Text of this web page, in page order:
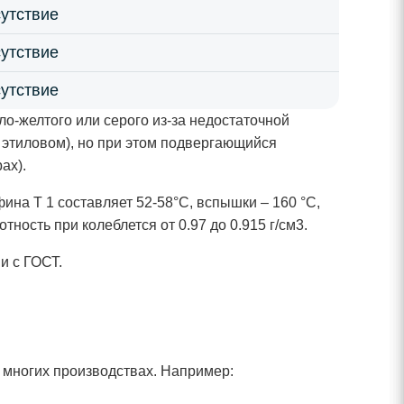
желтого или серого из-за недостаточной
но при этом подвергающийся
Т 1 составляет 52-58°С, вспышки – 160 °С,
при колеблется от 0.97 до 0.915 г/см3.
с ГОСТ.
производствах. Например: